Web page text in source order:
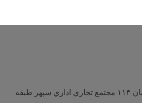
كرج مهرشهر فاز ١ نبش خيابان ١١٣ مجتمع تجاري اداري سپهر طبقه